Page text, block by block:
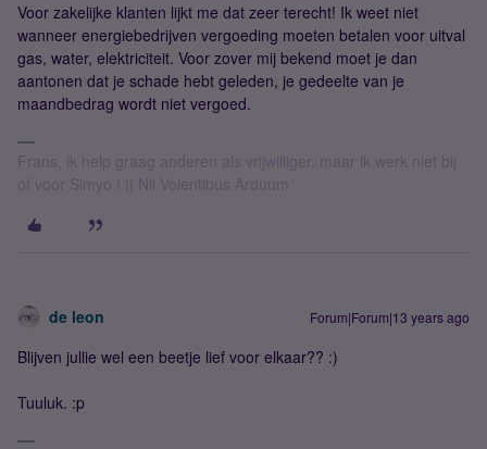
Voor zakelijke klanten lijkt me dat zeer terecht! Ik weet niet
wanneer energiebedrijven vergoeding moeten betalen voor uitval
gas, water, elektriciteit. Voor zover mij bekend moet je dan
aantonen dat je schade hebt geleden, je gedeelte van je
maandbedrag wordt niet vergoed.
Frans, ik help graag anderen als vrijwilliger, maar ik werk niet bij
of voor Simyo ! || Nil Volentibus Arduum
de leon Forum|Forum|13 years ago
Blijven jullie wel een beetje lief voor elkaar?? :)
Tuuluk. :p